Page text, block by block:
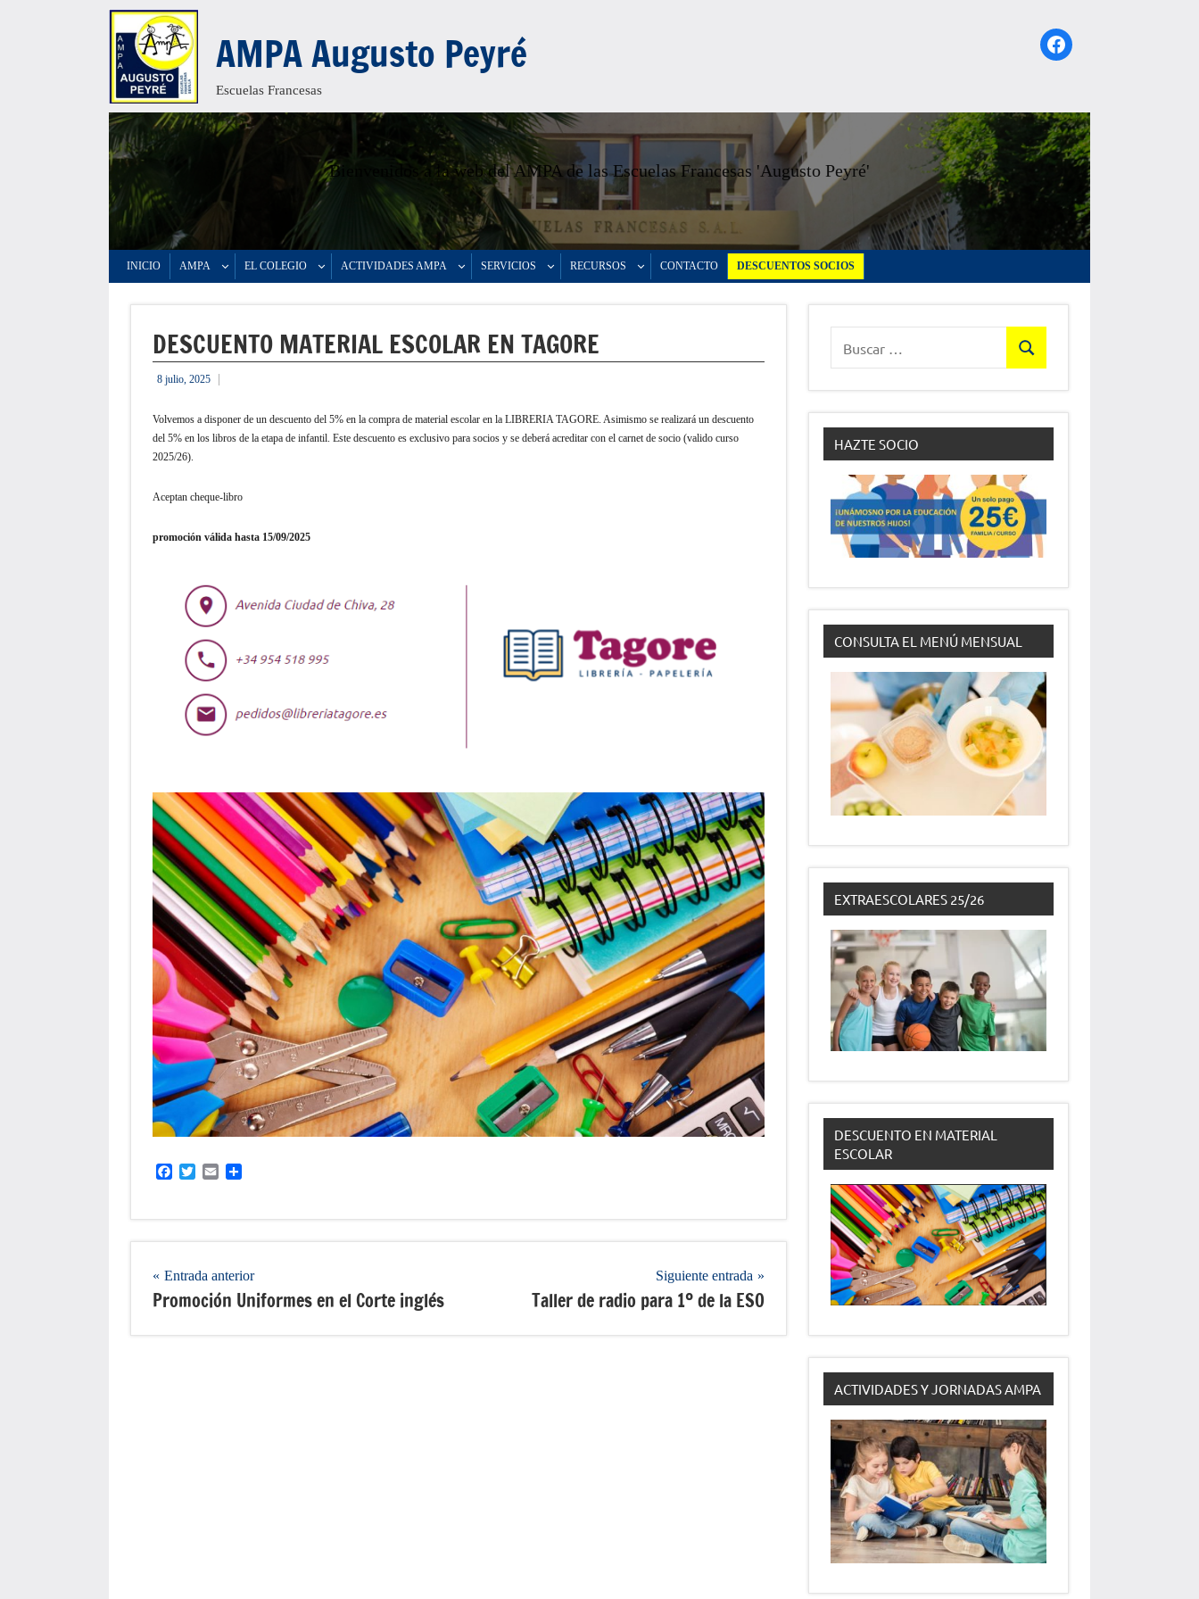
Saltar
al
contenido
AMPA Augusto Peyré
Escuelas Francesas
Facebook
Bienvenidos a la web del AMPA de las Escuelas Francesas 'Augusto Peyré'
INICIO AMPA EL COLEGIO ACTIVIDADES AMPA SERVICIOS RECURSOS CONTACTO DESCUENTOS SOCIOS
DESCUENTO MATERIAL ESCOLAR EN TAGORE
8 julio, 2025
informacion
Volvemos a disponer de un descuento del 5% en la compra de material escolar en la LIBRERIA TAGORE. Asimismo se realizará un descuento
del 5% en los libros de la etapa de infantil. Este descuento es exclusivo para socios y se deberá acreditar con el carnet de socio (valido curso
2025/26).
Aceptan cheque-libro
promoción válida hasta 15/09/2025
FacebookTwitterEmail
Navegación
de
entradas
Entrada anterior
Promoción Uniformes en el Corte inglés
Siguiente entrada
Taller de radio para 1º de la ESO
Buscar
HAZTE SOCIO
CONSULTA EL MENÚ MENSUAL
EXTRAESCOLARES 25/26
DESCUENTO EN MATERIAL
ESCOLAR
ACTIVIDADES Y JORNADAS AMPA